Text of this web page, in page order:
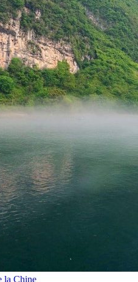
paysages
Chine
Asian Roads
en Chine
et culturel en Chine
la Chine